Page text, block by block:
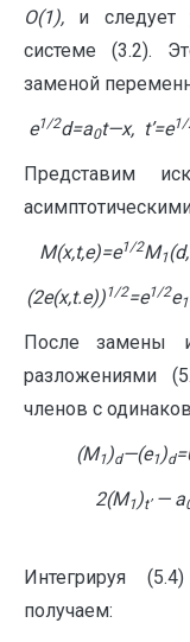
O(1), и следует
системе (3.2).
заменой
e1/2d=a0t—x, t’=e1/
Представим
M(x,t,e)=e1/2M1(d,
(2e(x,t.e))1/2=e1/2e1
После замены
разложениями
членов с
(M1)d—(e1)d
2(M1)t’ —a
Интегрируя
получаем: